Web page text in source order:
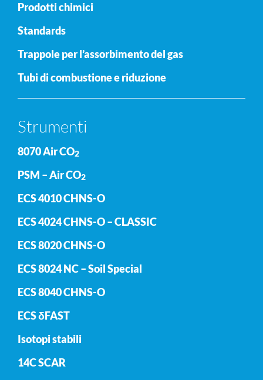
Prodotti chimici
Standards
Trappole per l’assorbimento del gas
Tubi di combustione e riduzione
Strumenti
8070 Air CO2
PSM – Air CO2
ECS 4010 CHNS-O
ECS 4024 CHNS-O – CLASSIC
ECS 8020 CHNS-O
ECS 8024 NC – Soil Special
ECS 8040 CHNS-O
ECS δFAST
Isotopi stabili
14C SCAR